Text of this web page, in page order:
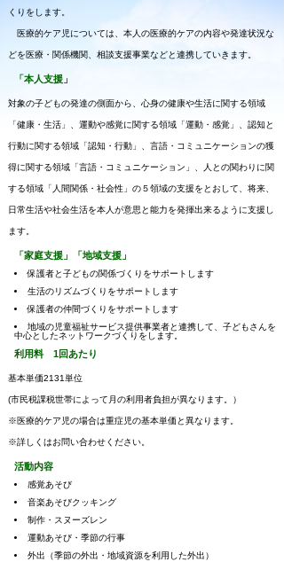
くりをします。
医療的ケア児については、本人の医療的ケアの内容や発達状況な
どを医療・関係機関、相談支援事業などと連携していきます。
「本人支援」
対象の子どもの発達の側面から、心身の健康や生活に関する領域
「健康・生活」、運動や感覚に関する領域「運動・感覚」、認知と
行動に関する領域「認知・行動」、言語・コミュニケーションの獲
得に関する領域「言語・コミュニケーション」、人との関わりに関
する領域「人間関係・社会性」の５領域の支援をとおして、将来、
日常生活や社会生活を本人が意思と能力を発揮出来るように支援し
ます。
「家庭支援」「地域支援」
保護者と子どもの関係づくりをサポートします
生活のリズムづくりをサポートします
保護者の仲間づくりをサポートします
地域の児童福祉サービス提供事業者と連携して、子どもさんを
中心としたネットワークづくりをします。
利用料 1回あたり
基本単価2131単位
(市民税課税世帯によって月の利用者負担が異なります。）
※医療的ケア児の場合は重症児の基本単価と異なります。
※詳しくはお問い合わせください。
活動内容
感覚あそび
音楽あそびクッキング
制作・スヌーズレン
運動あそび・季節の行事
外出（季節の外出・地域資源を利用した外出）